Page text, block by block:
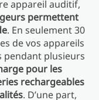
appareil auditif,
permettent
. En seulement 30
de vos appareils
pendant plusieurs
pour les
rechargeables
. D’une part,